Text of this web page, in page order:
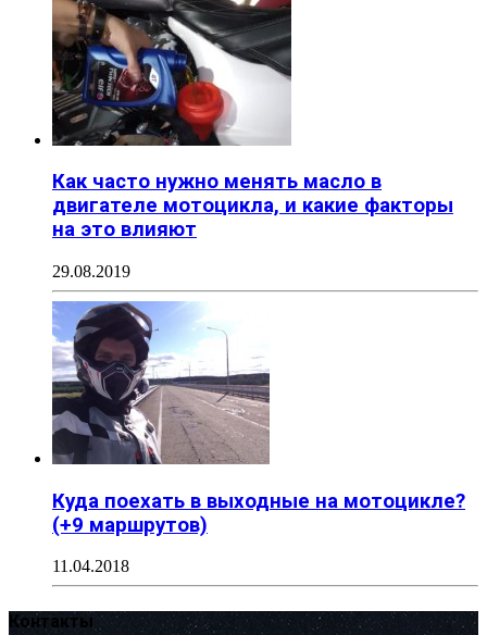
Как часто нужно менять масло в
двигателе мотоцикла, и какие факторы
на это влияют
29.08.2019
Куда поехать в выходные на мотоцикле?
(+9 маршрутов)
11.04.2018
Контакты